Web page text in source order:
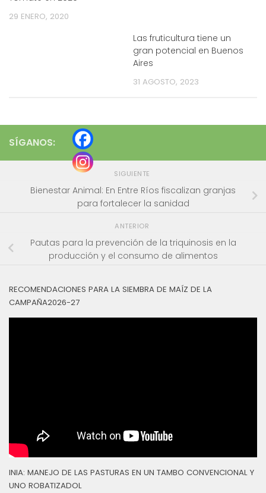
29 ENERO, 2020
Las fruticultura tiene un
gran potencial en Buenos
Aires
31 AGOSTO, 2023
SÍGANOS:
SIGUIENTE
Bienestar Animal: En Entre Ríos fiscalizan granjas
para fortalecer la sanidad
ANTERIOR
Pautas para la prevención de la triquinosis en la
producción y el consumo de alimentos
RECOMENDACIONES PARA LA SIEMBRA DE MAÍZ DE LA
CAMPAÑA2026-27
INIA: MANEJO DE LAS PASTURAS EN UN TAMBO CONVENCIONAL Y
UNO ROBATIZADOL